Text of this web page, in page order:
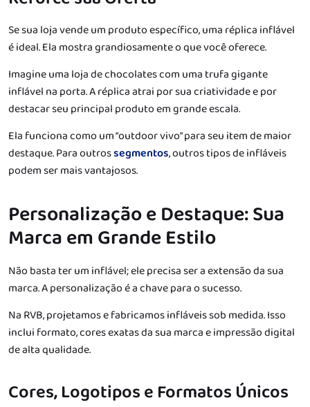
Se sua loja vende um produto específico, uma réplica inflável
é ideal. Ela mostra grandiosamente o que você oferece.
Imagine uma loja de chocolates com uma trufa gigante
inflável na porta. A réplica atrai por sua criatividade e por
destacar seu principal produto em grande escala.
Ela funciona como um “outdoor vivo” para seu item de maior
destaque. Para outrossegmentos, outros tipos de infláveis
podem ser mais vantajosos.
Personalização e Destaque: Sua
Marca em Grande Estilo
Não basta ter um inflável; ele precisa ser a extensão da sua
marca. A personalização é a chave para o sucesso.
Na RVB, projetamos e fabricamos infláveis sob medida. Isso
inclui formato, cores exatas da sua marca e impressão digital
de alta qualidade.
Cores, Logotipos e Formatos Únicos